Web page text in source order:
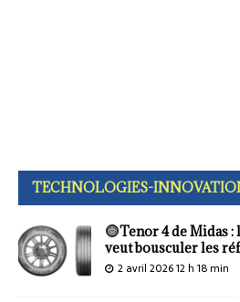
TECHNOLOGIES-
Tenor 4 de Midas
veut bousculer les
2 avril 2026 12 h 18 min